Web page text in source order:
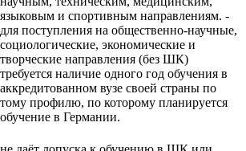
языковым и спортивным направлениям. -
для поступления на общественно-научные,
социологические, экономические и
творческие направления (без ШК)
требуется наличие одного год обучения в
аккредитованном вузе своей страны по
тому профилю, по которому планируется
обучение в Германии.